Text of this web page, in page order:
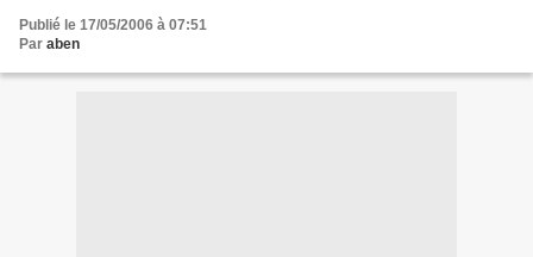
Publié le 17/05/2006 à 07:51
Par aben